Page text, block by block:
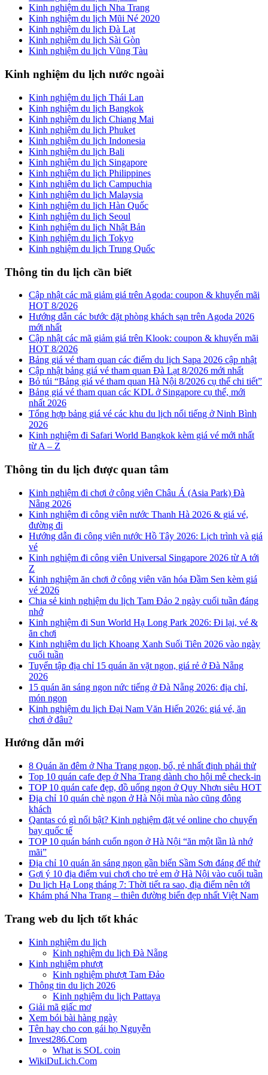
Kinh nghiệm du lịch Nha Trang
Kinh nghiệm du lịch Mũi Né 2020
Kinh nghiệm du lịch Đà Lạt
Kinh nghiệm du lịch Sài Gòn
Kinh nghiệm du lịch Vũng Tàu
Kinh nghiệm du lịch nước ngoài
Kinh nghiệm du lịch Thái Lan
Kinh nghiệm du lịch Bangkok
Kinh nghiệm du lịch Chiang Mai
Kinh nghiệm du lịch Phuket
Kinh nghiệm du lịch Indonesia
Kinh nghiệm du lịch Bali
Kinh nghiệm du lịch Singapore
Kinh nghiệm du lịch Philippines
Kinh nghiệm du lịch Campuchia
Kinh nghiệm du lịch Malaysia
Kinh nghiệm du lịch Hàn Quốc
Kinh nghiệm du lịch Seoul
Kinh nghiệm du lịch Nhật Bản
Kinh nghiệm du lịch Tokyo
Kinh nghiệm du lịch Trung Quốc
Thông tin du lịch cần biết
Cập nhật các mã giảm giá trên Agoda: coupon & khuyến mãi
HOT 8/2026
Hướng dẫn các bước đặt phòng khách sạn trên Agoda 2026
mới nhất
Cập nhật các mã giảm giá trên Klook: coupon & khuyến mãi
HOT 8/2026
Bảng giá vé tham quan các điểm du lịch Sapa 2026 cập nhật
Cập nhật bảng giá vé tham quan Đà Lạt 8/2026 mới nhất
Bỏ túi “Bảng giá vé tham quan Hà Nội 8/2026 cụ thể chi tiết”
Bảng giá vé tham quan các KDL ở Singapore cụ thể, mới
nhất 2026
Tổng hợp bảng giá vé các khu du lịch nổi tiếng ở Ninh Bình
2026
Kinh nghiệm đi Safari World Bangkok kèm giá vé mới nhất
từ A – Z
Thông tin du lịch được quan tâm
Kinh nghiệm đi chơi ở công viên Châu Á (Asia Park) Đà
Nẵng 2026
Kinh nghiệm đi công viên nước Thanh Hà 2026 & giá vé,
đường đi
Hướng dẫn đi công viên nước Hồ Tây 2026: Lịch trình và giá
vé
Kinh nghiệm đi công viên Universal Singapore 2026 từ A tới
Z
Kinh nghiệm ăn chơi ở công viên văn hóa Đầm Sen kèm giá
vé 2026
Chia sẻ kinh nghiệm du lịch Tam Đảo 2 ngày cuối tuần đáng
nhớ
Kinh nghiệm đi Sun World Hạ Long Park 2026: Đi lại, vé &
ăn chơi
Kinh nghiệm du lịch Khoang Xanh Suối Tiên 2026 vào ngày
cuối tuần
Tuyển tập địa chỉ 15 quán ăn vặt ngon, giá rẻ ở Đà Nẵng
2026
15 quán ăn sáng ngon nức tiếng ở Đà Nẵng 2026: địa chỉ,
món ngon
Kinh nghiệm du lịch Đại Nam Văn Hiến 2026: giá vé, ăn
chơi ở đâu?
Hướng dẫn mới
8 Quán ăn đêm ở Nha Trang ngon, bổ, rẻ nhất định phải thử
Top 10 quán cafe đẹp ở Nha Trang dành cho hội mê check-in
TOP 10 quán cafe đẹp, đồ uống ngon ở Quy Nhơn siêu HOT
Địa chỉ 10 quán chè ngon ở Hà Nội mùa nào cũng đông
khách
Qantas có gì nổi bật? Kinh nghiệm đặt vé online cho chuyến
bay quốc tế
TOP 10 quán bánh cuốn ngon ở Hà Nội “ăn một lần là nhớ
mãi”
Địa chỉ 10 quán ăn sáng ngon gần biển Sầm Sơn đáng để thử
Gợi ý 10 địa điểm vui chơi cho trẻ em ở Hà Nội vào cuối tuần
Du lịch Hạ Long tháng 7: Thời tiết ra sao, địa điểm nên tới
Khám phá Nha Trang – thiên đường biển đẹp nhất Việt Nam
Trang web du lịch tốt khác
Kinh nghiệm du lịch
Kinh nghiệm du lịch Đà Nẵng
Kinh nghiệm phượt
Kinh nghiệm phượt Tam Đảo
Thông tin du lịch 2026
Kinh nghiệm du lịch Pattaya
Giải mã giấc mơ
Xem bói bài hàng ngày
Tên hay cho con gái họ Nguyễn
Invest286.Com
What is SOL coin
WikiDuLich.Com